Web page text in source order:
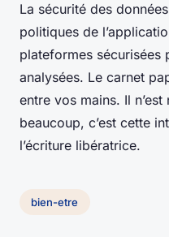
La sécurité des
politiques de
plateformes sécurisées
analysées. Le carnet
entre vos mains. Il
beaucoup, c’est cette
l’écriture libératrice.
bien-etre